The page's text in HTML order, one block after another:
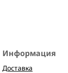
Информация
Доставка